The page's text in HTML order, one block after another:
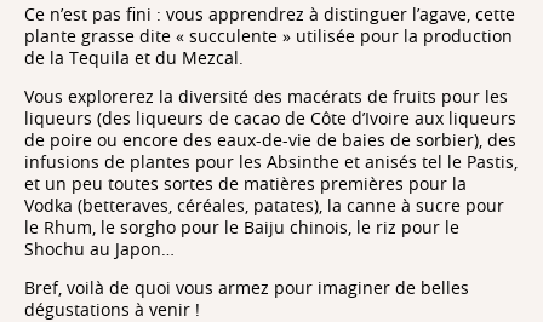
Ce n’est pas fini : vous apprendrez à distinguer l’agave, cette
plante grasse dite « succulente » utilisée pour la production
de la Tequila et du Mezcal.
Vous explorerez la diversité des macérats de fruits pour les
liqueurs (des liqueurs de cacao de Côte d’Ivoire aux liqueurs
de poire ou encore des eaux-de-vie de baies de sorbier), des
infusions de plantes pour les Absinthe et anisés tel le Pastis,
et un peu toutes sortes de matières premières pour la
Vodka (betteraves, céréales, patates), la canne à sucre pour
le Rhum, le sorgho pour le Baiju chinois, le riz pour le
Shochu au Japon…
Bref, voilà de quoi vous armez pour imaginer de belles
dégustations à venir !